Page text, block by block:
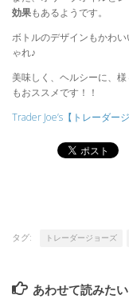
効果もあるようです。
ボトルのデザインもかわ
ゃれ♪
美味しく、ヘルシーに、
もおススメです！！
Trader Joe’s【トレーダー
タグ: トレーダージョーズ
あわせて読みたい